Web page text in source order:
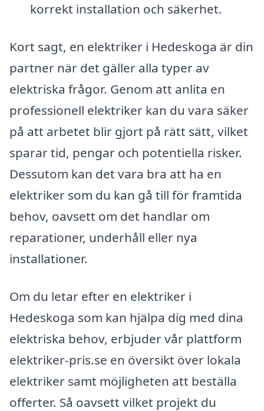
korrekt installation och säkerhet.
Kort sagt, en elektriker i Hedeskoga är din
partner när det gäller alla typer av
elektriska frågor. Genom att anlita en
professionell elektriker kan du vara säker
på att arbetet blir gjort på rätt sätt, vilket
sparar tid, pengar och potentiella risker.
Dessutom kan det vara bra att ha en
elektriker som du kan gå till för framtida
behov, oavsett om det handlar om
reparationer, underhåll eller nya
installationer.
Om du letar efter en elektriker i
Hedeskoga som kan hjälpa dig med dina
elektriska behov, erbjuder vår plattform
elektriker-pris.se en översikt över lokala
elektriker samt möjligheten att beställa
offerter. Så oavsett vilket projekt du